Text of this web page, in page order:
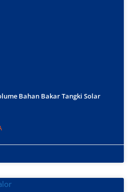
Bahan Bakar Tangki Solar